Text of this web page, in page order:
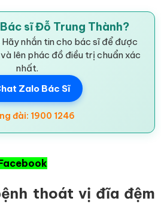
sĩ Đỗ Trung Thành?
nhắn tin cho bác sĩ để được
lên phác đồ điều trị chuẩn xác
nhất.
Zalo Bác Sĩ
đài: 1900 1246
thoát vị đĩa đệm